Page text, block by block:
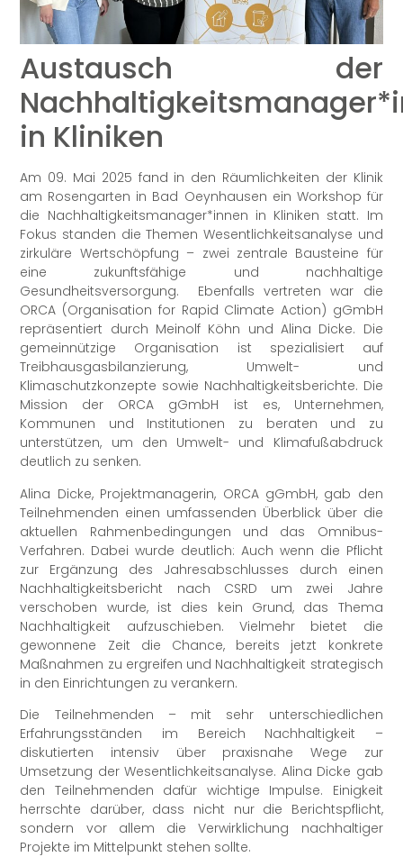
Austausch der
in Kliniken
Am 09. Mai 2025 fand in den Räumlichkeiten der Klinik
am Rosengarten in Bad Oeynhausen ein Workshop für
die Nachhaltigkeitsmanager*innen in Kliniken statt. Im
Fokus standen die Themen Wesentlichkeitsanalyse und
zirkuläre Wertschöpfung – zwei zentrale Bausteine für
eine zukunftsfähige und nachhaltige
Gesundheitsversorgung. Ebenfalls vertreten war die
ORCA (Organisation for Rapid Climate Action) gGmbH
repräsentiert durch Meinolf Köhn und Alina Dicke. Die
gemeinnützige Organisation ist spezialisiert auf
Treibhausgasbilanzierung, Umwelt- und
Klimaschutzkonzepte sowie Nachhaltigkeitsberichte. Die
Mission der ORCA gGmbH ist es, Unternehmen,
Kommunen und Institutionen zu beraten und zu
unterstützen, um den Umwelt- und Klimafußabdruck
deutlich zu senken.
Alina Dicke, Projektmanagerin, ORCA gGmbH, gab den
Teilnehmenden einen umfassenden Überblick über die
aktuellen Rahmenbedingungen und das Omnibus-
Verfahren. Dabei wurde deutlich: Auch wenn die Pflicht
zur Ergänzung des Jahresabschlusses durch einen
Nachhaltigkeitsbericht nach CSRD um zwei Jahre
verschoben wurde, ist dies kein Grund, das Thema
Nachhaltigkeit aufzuschieben. Vielmehr bietet die
gewonnene Zeit die Chance, bereits jetzt konkrete
Maßnahmen zu ergreifen und Nachhaltigkeit strategisch
in den Einrichtungen zu verankern.
Die Teilnehmenden – mit sehr unterschiedlichen
Erfahrungsständen im Bereich Nachhaltigkeit –
diskutierten intensiv über praxisnahe Wege zur
Umsetzung der Wesentlichkeitsanalyse. Alina Dicke gab
den Teilnehmenden dafür wichtige Impulse. Einigkeit
herrschte darüber, dass nicht nur die Berichtspflicht,
sondern vor allem die Verwirklichung nachhaltiger
Projekte im Mittelpunkt stehen sollte.